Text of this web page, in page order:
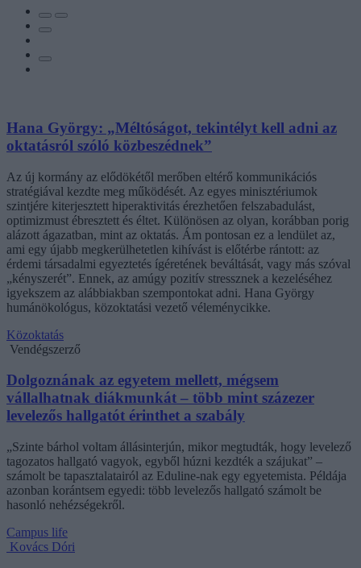
Hana György: „Méltóságot, tekintélyt kell adni az
oktatásról szóló közbeszédnek”
Az új kormány az elődökétől merőben eltérő kommunikációs
stratégiával kezdte meg működését. Az egyes minisztériumok
szintjére kiterjesztett hiperaktivitás érezhetően felszabadulást,
optimizmust ébresztett és éltet. Különösen az olyan, korábban porig
alázott ágazatban, mint az oktatás. Ám pontosan ez a lendület az,
ami egy újabb megkerülhetetlen kihívást is előtérbe rántott: az
érdemi társadalmi egyeztetés ígéretének beváltását, vagy más szóval
„kényszerét”. Ennek, az amúgy pozitív stressznek a kezeléséhez
igyekszem az alábbiakban szempontokat adni. Hana György
humánökológus, közoktatási vezető véleménycikke.
Közoktatás
Vendégszerző
Dolgoznának az egyetem mellett, mégsem
vállalhatnak diákmunkát – több mint százezer
levelezős hallgatót érinthet a szabály
„Szinte bárhol voltam állásinterjún, mikor megtudták, hogy levelező
tagozatos hallgató vagyok, egyből húzni kezdték a szájukat” –
számolt be tapasztalatairól az Eduline-nak egy egyetemista. Példája
azonban korántsem egyedi: több levelezős hallgató számolt be
hasonló nehézségekről.
Campus life
Kovács Dóri